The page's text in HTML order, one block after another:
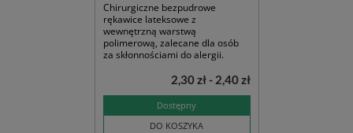
Chirurgiczne bezpudrowe
rękawice lateksowe z
wewnętrzną warstwą
polimerową, zalecane dla osób
za skłonnościami do alergii.
Dostępny
DO KOSZYKA
2,30 zł - 2,40 zł